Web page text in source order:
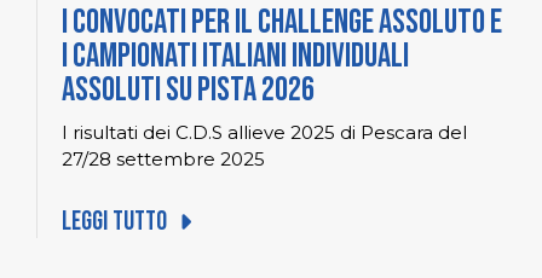
I convocati per il Challenge Assoluto e
i Campionati Italiani Individuali
Assoluti su pista 2026
I risultati dei C.D.S allieve 2025 di Pescara del
27/28 settembre 2025
Leggi tutto